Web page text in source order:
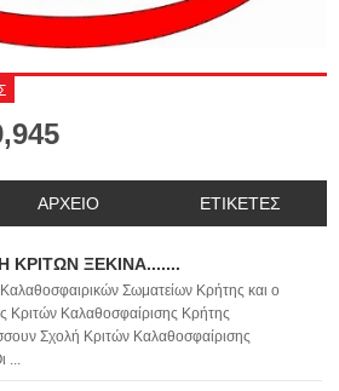
ΑΡΧΕΙΟ ΕΤΙΚΕΤΕΣ
ΚΡΙΤΩΝ ΞΕΚΙΝΑ.......
Σωματείων Κρήτης και ο
Κριτών Καλαθοσφαίρισης Κρήτης
Σχολή Κριτών Καλαθοσφαίρισης
...